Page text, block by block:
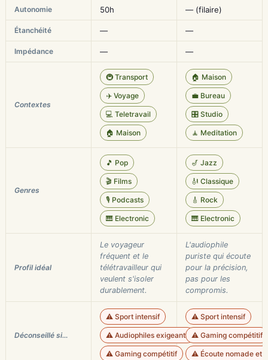
Autonomie 50h — (filaire)
Étanchéité — —
Impédance — —
Contextes
🚇 Transport
✈️ Voyage
💻 Teletravail
🏠 Maison
🏠 Maison
💼 Bureau
🎛️ Studio
🧘 Meditation
Genres
🎵 Pop
🎬 Films
🎙️ Podcasts
🎹 Electronic
🎷 Jazz
🎻 Classique
🎸 Rock
🎹 Electronic
Profil idéal
Le voyageur
fréquent et le
télétravailleur qui
veulent s'isoler
durablement.
L'audiophile
puriste qui écoute
pour la précision,
pas pour les
compromis.
Déconseillé si…
⚠️ Sport intensif
⚠️ Audiophiles exigeants
⚠️ Gaming compétitif
⚠️ Sport intensif
⚠️ Gaming compétitif
⚠️ Écoute nomade et